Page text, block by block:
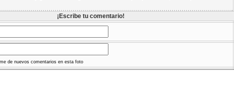
¡Escribe tu comentario!
de nuevos comentarios en esta foto